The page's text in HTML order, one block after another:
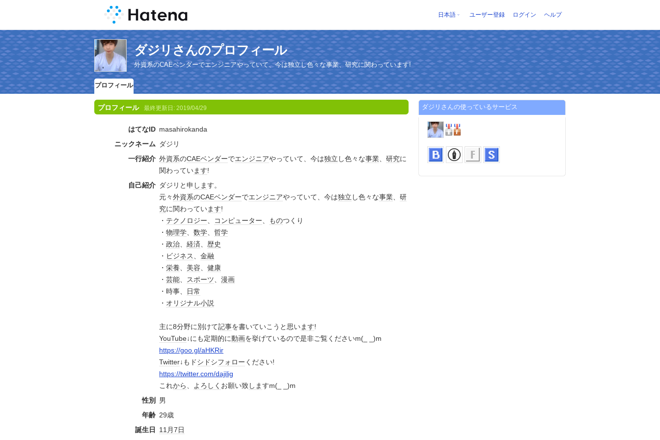
日本語 ユーザー登録 ログイン ヘルプ
ダジリさんのプロフィール
外資系のCAEベンダーでエンジニアやっていて、今は独立し色々な事業、研究に関わっています!
プロフィール
プロフィール 最終更新日: 2019/04/29
はてなID masahirokanda
ニックネーム ダジリ
一行紹介 外資系のCAEベンダーでエンジニアやっていて、今は独立 し色々な事業、 研究に
関わっています!
自己紹介 ダジリと申 します。
元々外資系のCAEベンダーでエンジニアやっていて、今は独立 し色々な事業、 研
究に関わっています!
・ テクノロジー、 コンピューター、 ものつくり
・ 物理学、 数学、 哲学
・ 政治、 経済、 歴史
・ ビジネス、 金融
・ 栄養、 美容、 健康
・ 芸能、 スポーツ、 漫画
・時事、
日常
・ オリジナル小説
主に8分野に別けて記事を書いていこうと思います!
YouTube↓にも定期的に動画を挙げているので是非ご覧くださいm(_ _)m
https://goo.gl/aHKRir
Twitter↓もドシドシフォロー ください!
https://twitter.com/dajilig
これから、 よろしく お願い致しますm(_ _)m
性別
男
年齢 29歳
誕生日
11月7日
ダジリさんの使っているサービス